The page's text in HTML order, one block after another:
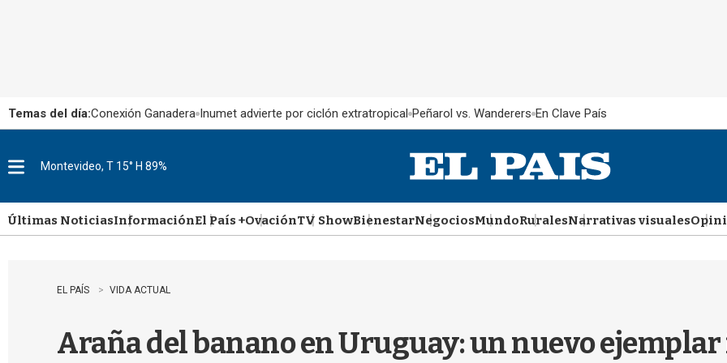
Temas del día:Conexión Ganadera Inumet advierte por ciclón extratropical Peñarol vs. Wanderers En Clave País
u
Montevideo, T 15° H 89%
Últimas NoticiasInformaciónEl País +OvaciónTV ShowBienestarNegociosMundoRuralesNarrativas visuales
EL PAÍS VIDA ACTUAL
Araña del banano en Uruguay: un nuevo